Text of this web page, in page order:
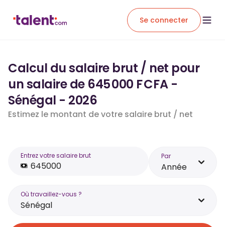
Se connecter
Calcul du salaire brut / net pour
un salaire de 645 000 F CFA -
Sénégal - 2026
Estimez le montant de votre salaire brut / net
Entrez votre salaire brut Par
Année
Où travaillez-vous ?
Sénégal